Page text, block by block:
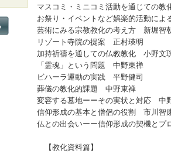
マスコミ・ミニコミ活動を通じての
お祭り・イベントなど娯楽的活動に
芸術にみる宗教教化の考え方 新堀智
リゾート寺院の提案 正村瑛明
加持祈禱を通しての仏教教化 小野文
「霊魂」という問題 中野東禅
ビハーラ運動の実践 平野健司
葬儀の教化的課題 中野東禅
変容する墓地ーーその実状と対応 中
信仰形成の基本と僧侶の役割 市川智
仏との出会いーー信仰形成の契機とプ
【教化資料篇】